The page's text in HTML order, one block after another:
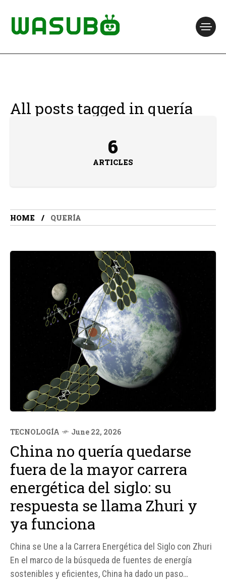
All posts tagged in quería
6
ARTICLES
HOME QUERÍA
TECNOLOGÍA June 22, 2026
China no quería quedarse
fuera de la mayor carrera
energética del siglo: su
respuesta se llama Zhuri y
ya funciona
China se Une a la Carrera Energética del Siglo con Zhuri
En el marco de la búsqueda de fuentes de energía
sostenibles y eficientes, China ha dado un paso